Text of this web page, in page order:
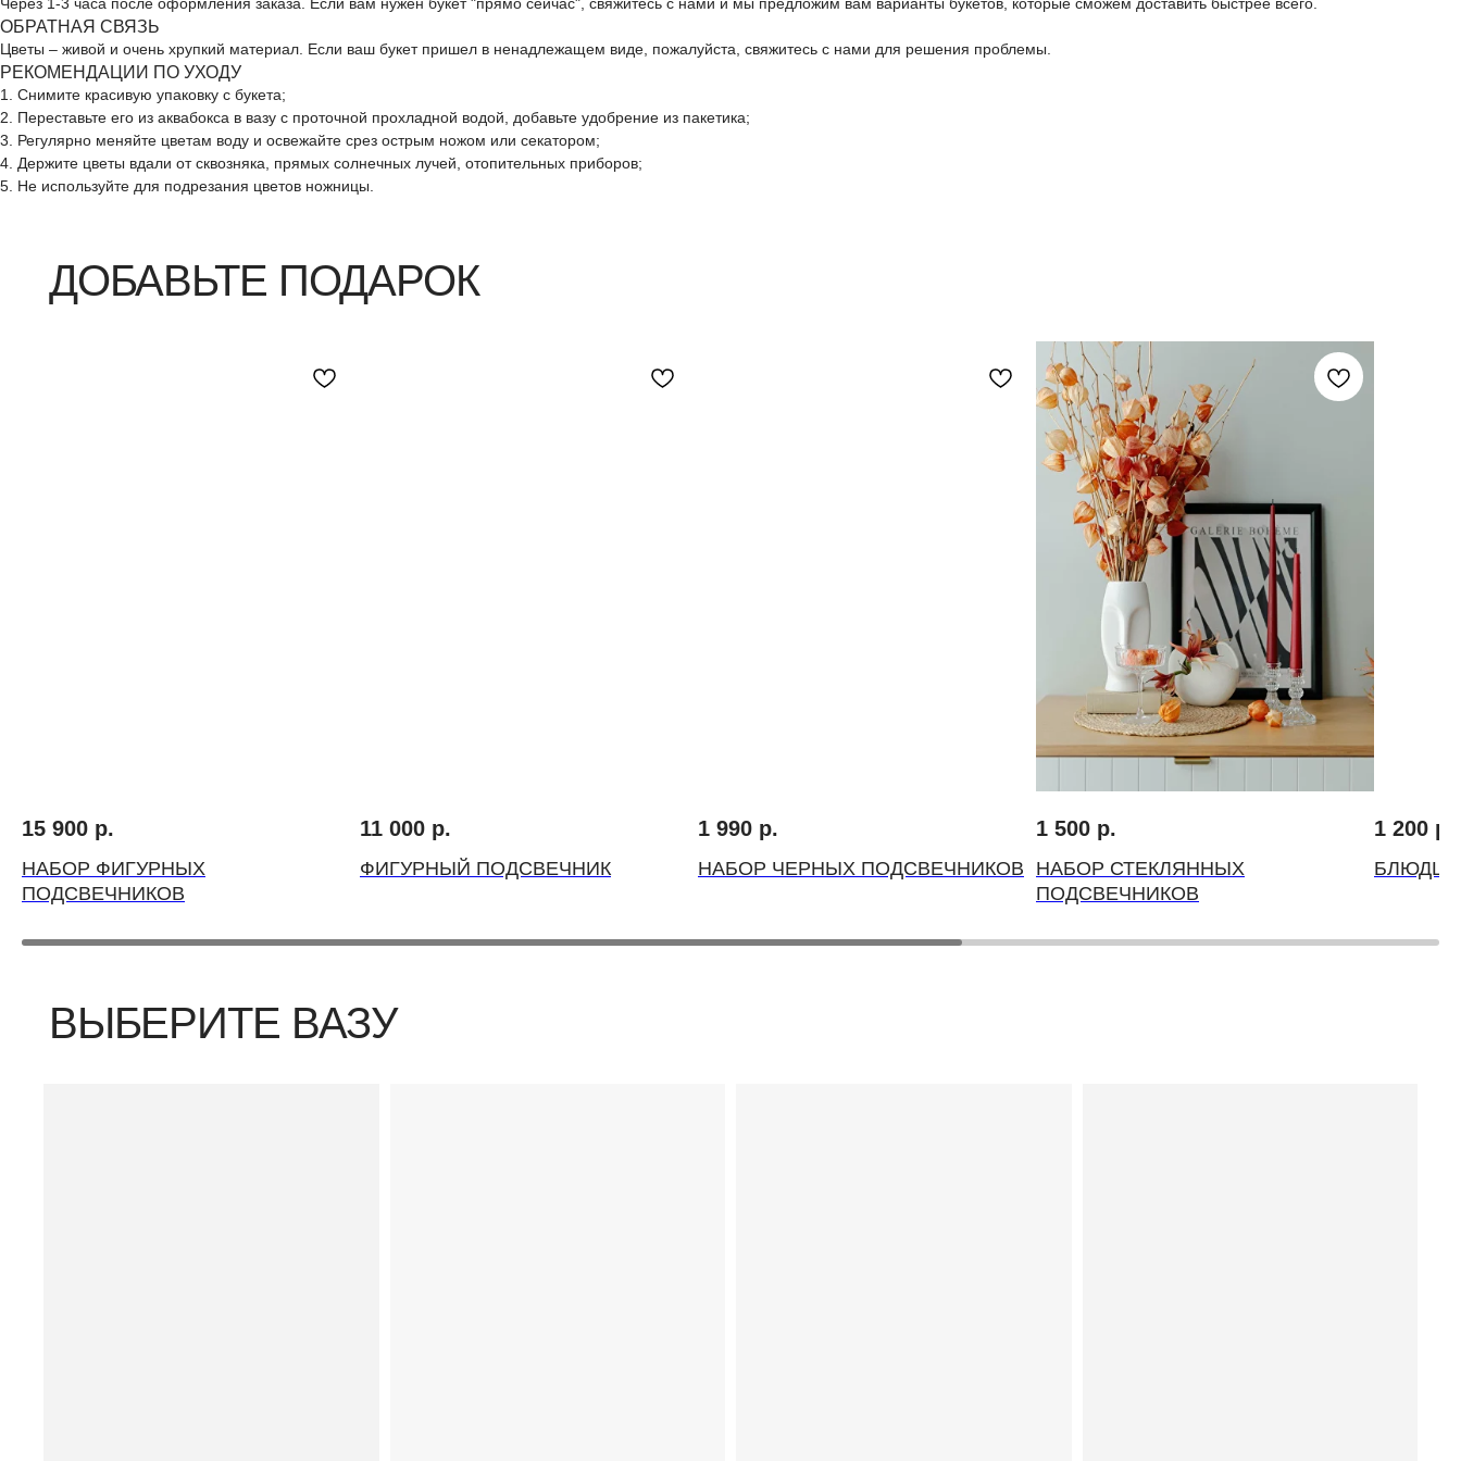
ОБРАТНАЯ СВЯЗЬ
Цветы – живой и очень хрупкий материал. Если ваш букет пришел в ненадлежащем виде, пожалуйста, свяжитесь с нами для решения проблемы.
РЕКОМЕНДАЦИИ ПО УХОДУ
1. Снимите красивую упаковку с букета;
2. Переставьте его из аквабокса в вазу с проточной прохладной водой, добавьте удобрение из пакетика;
3. Регулярно меняйте цветам воду и освежайте срез острым ножом или секатором;
4. Держите цветы вдали от сквозняка, прямых солнечных лучей, отопительных приборов;
5. Не используйте для подрезания цветов ножницы.
ДОБАВЬТЕ ПОДАРОК
15 900 р.
НАБОР ФИГУРНЫХ
ПОДСВЕЧНИКОВ
11 000 р.
ФИГУРНЫЙ ПОДСВЕЧНИК
1 990 р.
НАБОР ЧЕРНЫХ ПОДСВЕЧНИКОВ
1 500 р.
НАБОР СТЕКЛЯННЫХ
ПОДСВЕЧНИКОВ
1 200 р.
БЛЮДЦЕ